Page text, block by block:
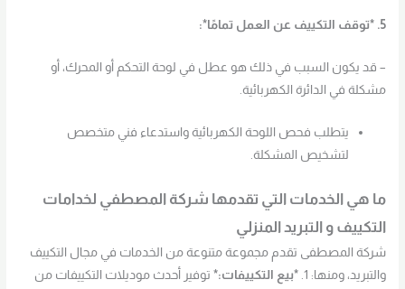
5. *توقف التكييف عن العمل تمامًا*:
– قد يكون السبب في ذلك هو عطل في لوحة التحكم أو المحرك، أو
مشكلة في الدائرة الكهربائية.
يتطلب فحص اللوحة الكهربائية واستدعاء فني متخصص
لتشخيص المشكلة.
ما هي الخدمات التي تقدمها شركة المصطفي لخدامات
التكييف و التبريد المنزلي
شركة المصطفى تقدم مجموعة متنوعة من الخدمات في مجال التكييف
والتبريد، ومنها: 1.
*بيع التكييفات:* توفير أحدث موديلات التكييفات من